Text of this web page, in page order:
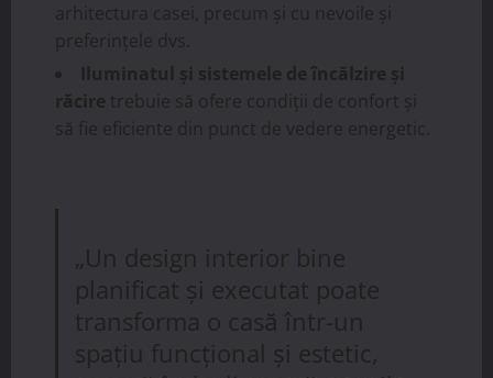
arhitectura casei, precum și cu nevoile și
preferințele dvs.
Iluminatul și sistemele de încălzire și
răcire trebuie să ofere condiții de confort și
să fie eficiente din punct de vedere energetic.
„Un design interior bine
planificat și executat poate
transforma o casă într-un
spațiu funcțional și estetic,